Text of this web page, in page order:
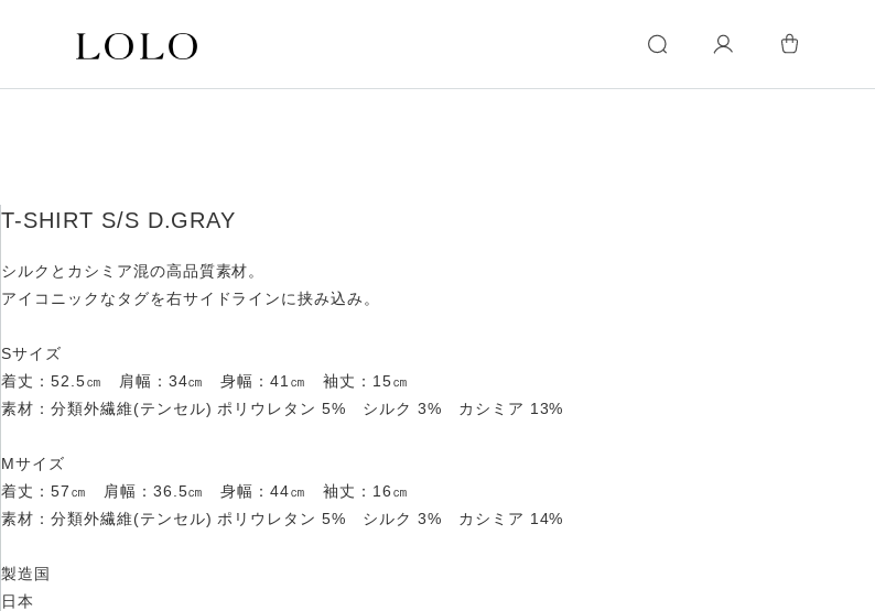
T-SHIRT S/S D.GRAY
シルクとカシミア混の高品質素材。
アイコニックなタグを右サイドラインに挟み込み。
Sサイズ
着丈：52.5㎝ 肩幅：34㎝ 身幅：41㎝ 袖丈：15㎝
素材：分類外繊維(テンセル) ポリウレタン 5% シルク 3% カシミア 13%
Mサイズ
着丈：57㎝ 肩幅：36.5㎝ 身幅：44㎝ 袖丈：16㎝
素材：分類外繊維(テンセル) ポリウレタン 5% シルク 3% カシミア 14%
製造国
日本